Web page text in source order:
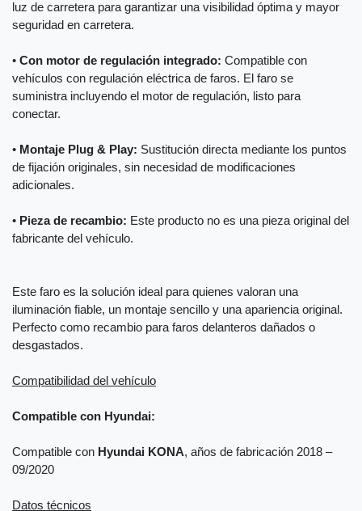
luz de carretera para garantizar una visibilidad óptima y mayor
seguridad en carretera.
• Con motor de regulación integrado: Compatible con
vehículos con regulación eléctrica de faros. El faro se
suministra incluyendo el motor de regulación, listo para
conectar.
• Montaje Plug & Play: Sustitución directa mediante los puntos
de fijación originales, sin necesidad de modificaciones
adicionales.
• Pieza de recambio: Este producto no es una pieza original del
fabricante del vehículo.
Este faro es la solución ideal para quienes valoran una
iluminación fiable, un montaje sencillo y una apariencia original.
Perfecto como recambio para faros delanteros dañados o
desgastados.
Compatibilidad del vehículo
Compatible con Hyundai:
Compatible con Hyundai KONA, años de fabricación 2018 –
09/2020
Datos técnicos